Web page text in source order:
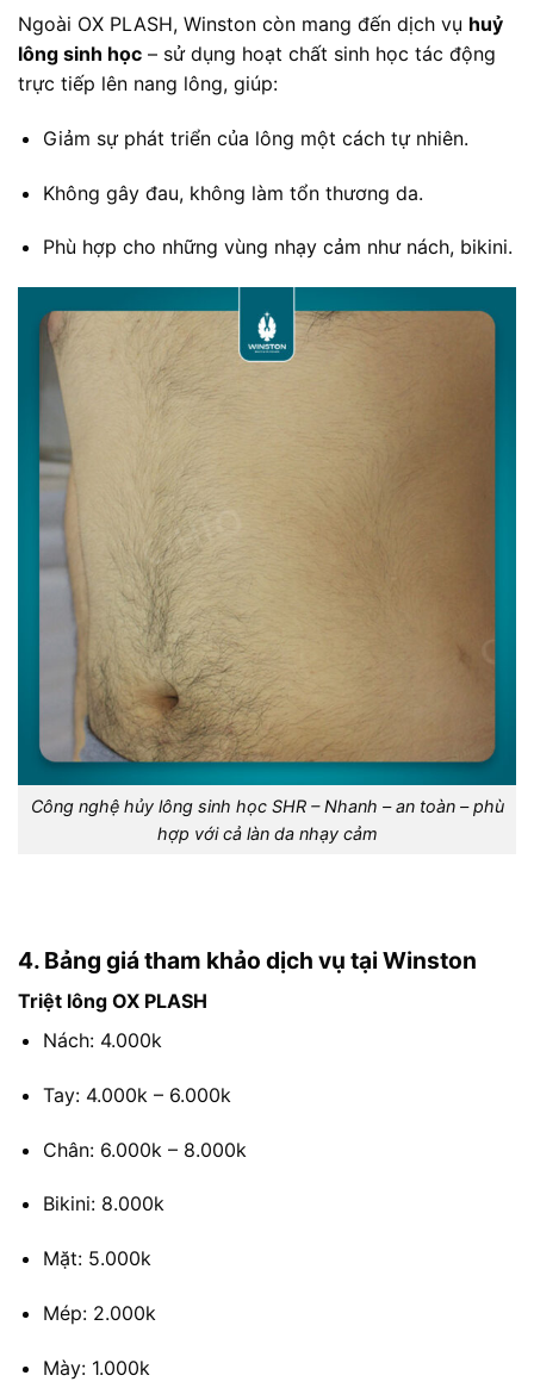
Ngoài OX PLASH, Winston còn mang đến dịch vụ huỷ
lông sinh học – sử dụng hoạt chất sinh học tác động
trực tiếp lên nang lông, giúp:
Giảm sự phát triển của lông một cách tự nhiên.
Không gây đau, không làm tổn thương da.
Phù hợp cho những vùng nhạy cảm như nách, bikini.
Công nghệ hủy lông sinh học SHR – Nhanh – an toàn – phù
hợp với cả làn da nhạy cảm
4. Bảng giá tham khảo dịch vụ tại Winston
Triệt lông OX PLASH
Nách: 4.000k
Tay: 4.000k – 6.000k
Chân: 6.000k – 8.000k
Bikini: 8.000k
Mặt: 5.000k
Mép: 2.000k
Mày: 1.000k